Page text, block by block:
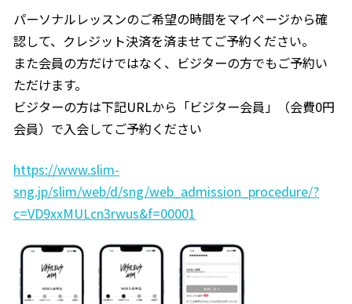
パーソナルレッスンのご希望の時間をマイページから確
認して、クレジット決済を済ませてご予約ください。
また会員の方だけではなく、ビジターの方でもご予約い
ただけます。
ビジターの方は下記URLから「ビジター会員」（会費0円
会員）で入会してご予約ください
https://www.slim-
sng.jp/slim/web/d/sng/web_admission_procedure/?
c=VD9xxMULcn3rwus&f=00001